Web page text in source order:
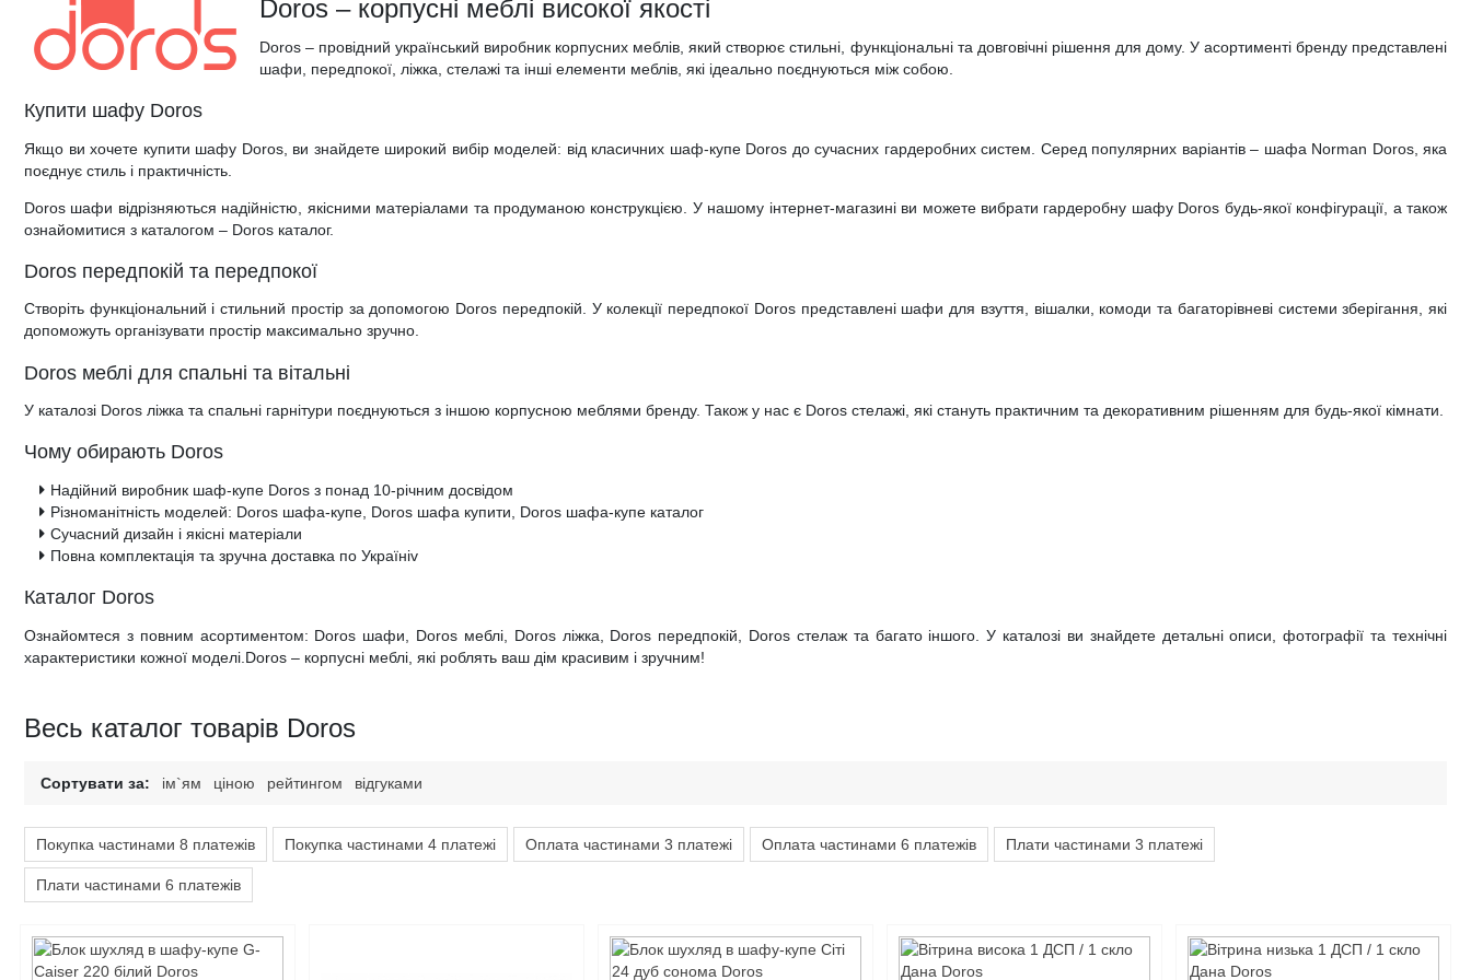
Doros – корпусні меблі високої якості
Doros – провідний український виробник корпусних меблів, який створює стильні, функціональні та довговічні рішення для дому. У асортименті бренду представлені
шафи, передпокої, ліжка, стелажі та інші елементи меблів, які ідеально поєднуються між собою.
Купити шафу Doros
Якщо ви хочете купити шафу Doros, ви знайдете широкий вибір моделей: від класичних шаф-купе Doros до сучасних гардеробних систем. Серед популярних варіантів – шафа Norman Doros, яка
поєднує стиль і практичність.
Doros шафи відрізняються надійністю, якісними матеріалами та продуманою конструкцією. У нашому інтернет-магазині ви можете вибрати гардеробну шафу Doros будь-якої конфігурації, а також
ознайомитися з каталогом – Doros каталог.
Doros передпокій та передпокої
Створіть функціональний і стильний простір за допомогою Doros передпокій. У колекції передпокої Doros представлені шафи для взуття, вішалки, комоди та багаторівневі системи зберігання, які
допоможуть організувати простір максимально зручно.
Doros меблі для спальні та вітальні
У каталозі Doros ліжка та спальні гарнітури поєднуються з іншою корпусною меблями бренду. Також у нас є Doros стелажі, які стануть практичним та декоративним рішенням для будь-якої кімнати.
Чому обирають Doros
Надійний виробник шаф-купе Doros з понад 10-річним досвідом
Різноманітність моделей: Doros шафа-купе, Doros шафа купити, Doros шафа-купе каталог
Сучасний дизайн і якісні матеріали
Повна комплектація та зручна доставка по Україніv
Каталог Doros
Ознайомтеся з повним асортиментом: Doros шафи, Doros меблі, Doros ліжка, Doros передпокій, Doros стелаж та багато іншого. У каталозі ви знайдете детальні описи, фотографії та технічні
характеристики кожної моделі.Doros – корпусні меблі, які роблять ваш дім красивим і зручним!
Весь каталог товарів Doros
Сортувати за: ім`ям ціною рейтингом відгуками
Покупка частинами 8 платежів Покупка частинами 4 платежі Оплата частинами 3 платежі Оплата частинами 6 платежів Плати частинами 3 платежі
Плати частинами 6 платежів
Дитячі крісла та стільці
Дитячі стільчики
Дитячі матраци
Високоглянцеві тумби для ванної кімнати
Тумби для ванної під дерево
Класичні тумби у ванну
Душові піддони
Унітази
Аксесуари для ванної та туалету
Душові гарнітури
Тумби офісні під техніку